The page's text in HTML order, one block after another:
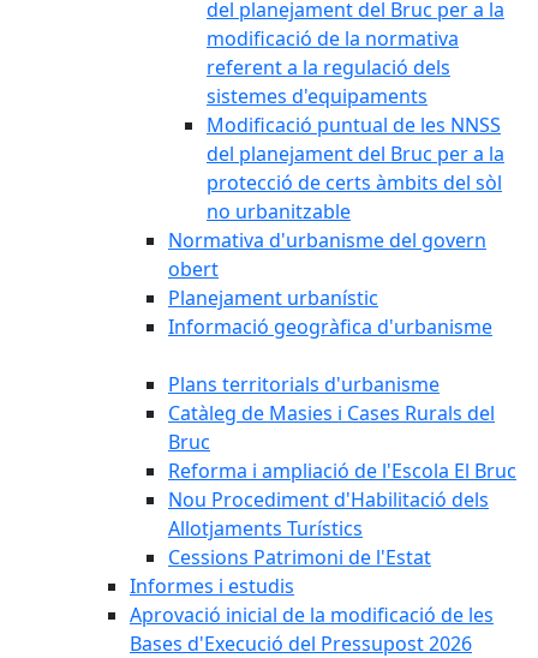
del planejament del Bruc per a la
modificació de la normativa
referent a la regulació dels
sistemes d'equipaments
Modificació puntual de les NNSS
del planejament del Bruc per a la
protecció de certs àmbits del sòl
no urbanitzable
Normativa d'urbanisme del govern
obert
Planejament urbanístic
Informació geogràfica d'urbanisme
Plans territorials d'urbanisme
Catàleg de Masies i Cases Rurals del
Bruc
Reforma i ampliació de l'Escola El Bruc
Nou Procediment d'Habilitació dels
Allotjaments Turístics
Cessions Patrimoni de l'Estat
Informes i estudis
Aprovació inicial de la modificació de les
Bases d'Execució del Pressupost 2026